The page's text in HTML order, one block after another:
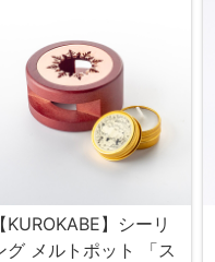
【KUROKABE】シーリ
グ メルトポット 「ス